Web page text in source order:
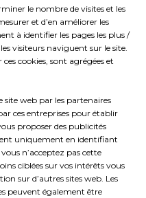
le nombre de visites et les
et d’en améliorer les
à identifier les pages les plus /
visiteurs naviguent sur le site.
cookies, sont agrégées et
site web par les partenaires
ces entreprises pour établir
proposer des publicités
uniquement en identifiant
n’acceptez pas cette
ciblées sur vos intérêts vous
sur d’autres sites web. Les
peuvent également être